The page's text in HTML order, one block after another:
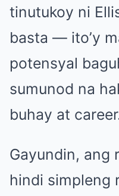
tinutukoy ni
basta — ito’y
potensyal
sumunod na
buhay at
Gayundin, ang
hindi simpleng